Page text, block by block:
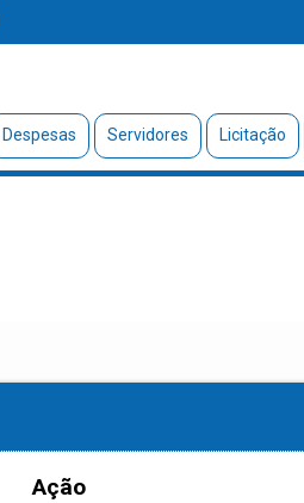
Despesas Servidores Licitação
Ação